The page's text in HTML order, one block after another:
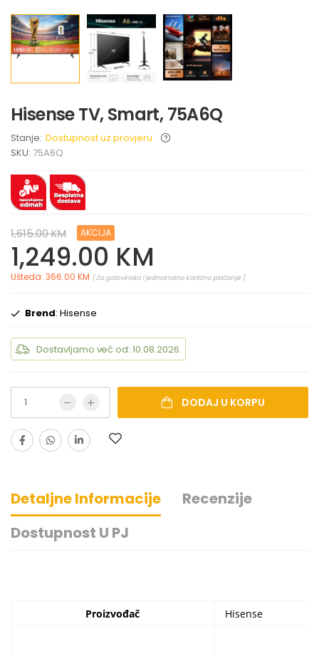
Hisense TV, Smart, 75A6Q
Stanje: Dostupnost uz provjeru
SKU: 75A6Q
1,615.00 KM AKCIJA
1,249.00 KM
Ušteda: 366.00 KM ( Za gotovinsko i jednokratno kartično plaćanje )
Brend: Hisense
Dostavljamo već od: 10.08.2026.
DODAJ U KORPU
Detaljne Informacije
Recenzije
Dostupnost U PJ
Proizvođač Hisense